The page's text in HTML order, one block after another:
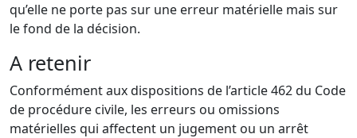
qu’elle ne porte pas sur une erreur matérielle mais sur
le fond de la décision.
A retenir
Conformément aux dispositions de l’article 462 du Code
de procédure civile, les erreurs ou omissions
matérielles qui affectent un jugement ou un arrêt